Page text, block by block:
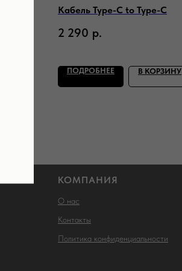
Кабель Type-C to Type-C
2 290 р.
ПОДРОБНЕЕ В КОРЗИНУ
КОМПАНИЯ
О нас
Контакты
Политика конфиденциальности